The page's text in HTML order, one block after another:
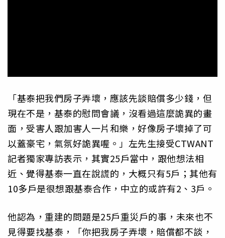
「基泰把我們房子弄壞，應該先談賠償多少錢，但
現在不是，基泰的慰問會議，沒看過這麼詭異的畫
面，受害人跟加害人一片和樂，好像房子壞掉了可
以蓋豪宅，氣氛好詭異喔。」左先生接受CTWANT
記者獨家專訪表示，其實25戶當中，跟他想法相
近、覺得基泰一直在說謊的，大概只有5戶；其他有
10多戶是很想跟基泰合作，中立的或許有2、3戶。
他認為，重建的問題是25戶重災戶的事，未來也不
見得要找基泰，「你把我房子弄壞，賠償都不談，